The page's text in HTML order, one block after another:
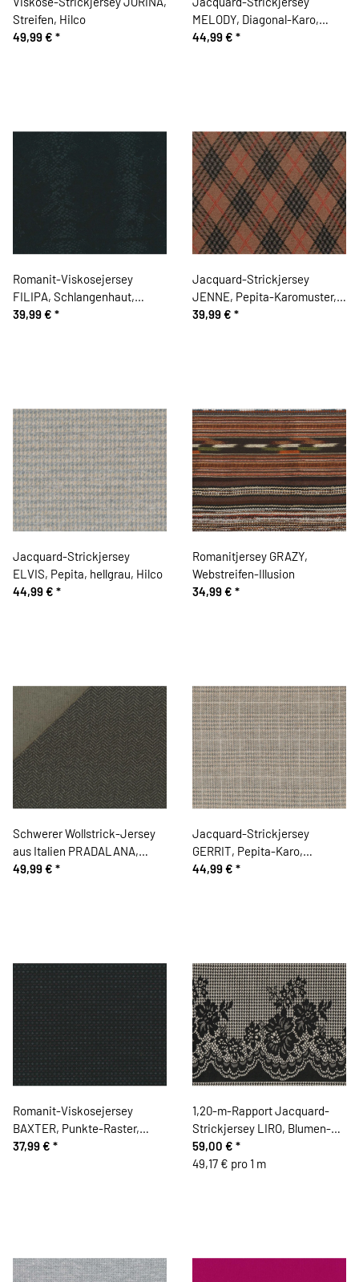
Streifen, Hilco
49,99 € *
MELODY, Diagonal-Karo,
beigebraun, Hilco
44,99 € *
Romanit-Viskosejersey
FILIPA, Schlangenhaut,
schwarz, Hilco
39,99 € *
Jacquard-Strickjersey
JENNE, Pepita-Karomuster,
dunkelbeige, Hilco
39,99 € *
Jacquard-Strickjersey
ELVIS, Pepita, hellgrau, Hilco
44,99 € *
Romanitjersey GRAZY,
Webstreifen-Illusion
34,99 € *
Schwerer Wollstrick-Jersey
aus Italien PRADALANA,
Fischgratmuster,
49,99 € *
Jacquard-Strickjersey
GERRIT, Pepita-Karo,
hellgrau, Hilco
44,99 € *
Romanit-Viskosejersey
BAXTER, Punkte-Raster,
schwarz, Hilco
37,99 € *
1,20-m-Rapport Jacquard-
Strickjersey LIRO, Blumen-
Bordüre auf Pepita, Hilco
59,00 € *
49,17 € pro 1 m